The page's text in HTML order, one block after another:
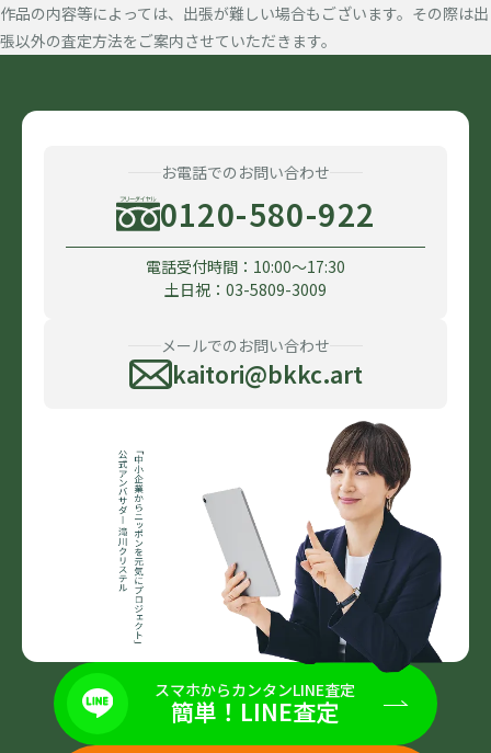
作品の内容等によっては、出張が難しい場合もございます。その際は出
張以外の査定方法をご案内させていただきます。
お電話でのお問い合わせ
0120-580-922
電話受付時間：10:00〜17:30
土日祝：03-5809-3009
メールでのお問い合わせ
kaitori@bkkc.art
スマホからカンタンLINE査定
簡単！LINE査定